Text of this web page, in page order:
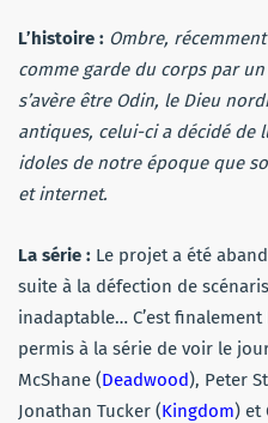
L’histoire : Ombre,
comme garde du corps par
s’avère être Odin, le Dieu
antiques, celui-ci a décidé de
idoles de notre époque que
et internet.
La série : Le projet a été
suite à la défection de
inadaptable… C’est finalement
permis à la série de voir le
McShane (Deadwood), Peter
Jonathan Tucker (Kingdom) et